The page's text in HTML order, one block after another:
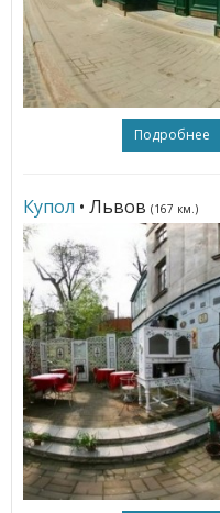
Подробнее
Купол • Львов (167 км.)